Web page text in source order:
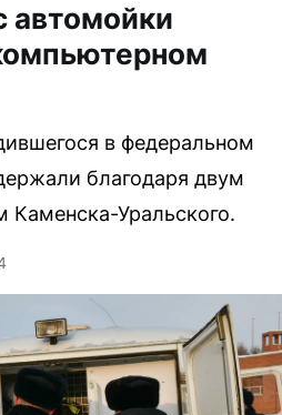
автомойки
в федеральном
благодаря двум
Уральского.